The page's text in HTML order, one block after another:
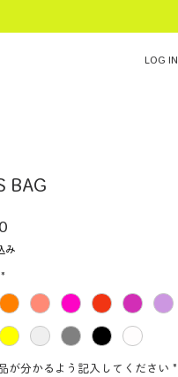
LOG IN
BAG
格
み
*
が分かるよう記入してください *